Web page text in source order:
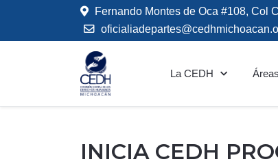
Fernando Montes de Oca #108, Col
La CEDH
INICIA CEDH